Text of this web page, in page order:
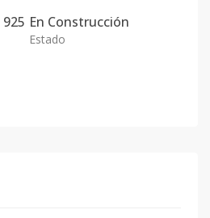
925 En Construcción
Estado